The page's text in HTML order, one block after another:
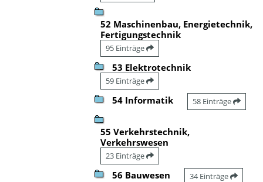
52 Maschinenbau, Energietechnik,
Fertigungstechnik
95 Einträge
53 Elektrotechnik
59 Einträge
54 Informatik 58 Einträge
55 Verkehrstechnik,
Verkehrswesen
23 Einträge
56 Bauwesen 34 Einträge